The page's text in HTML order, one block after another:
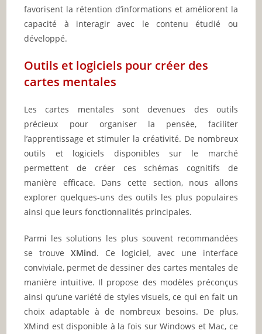
favorisent la rétention d’informations et améliorent la
capacité à interagir avec le contenu étudié ou
développé.
Outils et logiciels pour créer des
cartes mentales
Les cartes mentales sont devenues des outils
précieux pour organiser la pensée, faciliter
l’apprentissage et stimuler la créativité. De nombreux
outils et logiciels disponibles sur le marché
permettent de créer ces schémas cognitifs de
manière efficace. Dans cette section, nous allons
explorer quelques-uns des outils les plus populaires
ainsi que leurs fonctionnalités principales.
Parmi les solutions les plus souvent recommandées
se trouveXMind. Ce logiciel, avec une interface
conviviale, permet de dessiner des cartes mentales de
manière intuitive. Il propose des modèles préconçus
ainsi qu’une variété de styles visuels, ce qui en fait un
choix adaptable à de nombreux besoins. De plus,
XMind est disponible à la fois sur Windows et Mac, ce